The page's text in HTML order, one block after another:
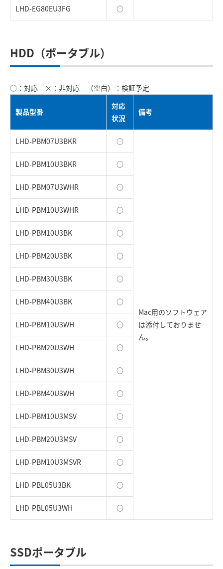
LHD-EG80EU3FG ○
HDD（ポータブル）
○：対応 ×：非対応 （空白）：検証予定
製品型番
対応
状況
備考
LHD-PBM07U3BKR ○
Mac用のソフトウェア
は添付しておりませ
ん。
LHD-PBM10U3BKR ○
LHD-PBM07U3WHR ○
LHD-PBM10U3WHR ○
LHD-PBM10U3BK ○
LHD-PBM20U3BK ○
LHD-PBM30U3BK ○
LHD-PBM40U3BK ○
LHD-PBM10U3WH ○
LHD-PBM20U3WH ○
LHD-PBM30U3WH ○
LHD-PBM40U3WH ○
LHD-PBM10U3MSV ○
LHD-PBM20U3MSV ○
LHD-PBM10U3MSVR ○
LHD-PBL05U3BK ○
LHD-PBL05U3WH ○
SSDポータブル